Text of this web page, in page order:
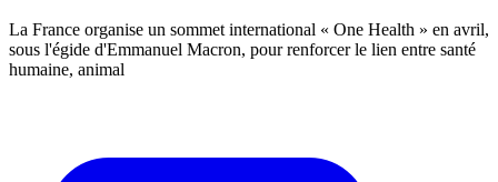
La France organise un sommet international « One Health » en avril,
sous l'égide d'Emmanuel Macron, pour renforcer le lien entre santé
humaine, animal